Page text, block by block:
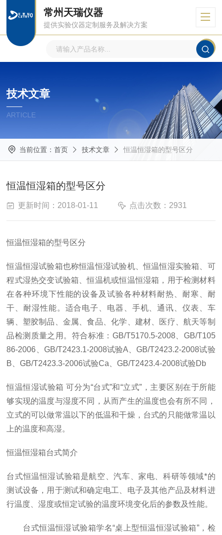
常州天瑞仪器
提供实验仪器定制服务及解决方案
技术文章
ARTICLE
当前位置： 首页 技术文章 恒温恒湿箱的型号区分
恒温恒湿箱的型号区分
更新时间：2018-01-11 点击次数：2931
恒温恒湿箱的型号区分
恒温恒湿试验箱也称恒温恒湿试验机、恒温恒湿实验箱、可
程式湿热交变试验箱、恒温机或恒温恒湿箱，用于检测材料
在各种环境下性能的设备及试验各种材料耐热、耐寒、耐
干、耐湿性能。适合电子、电器、手机、通讯、仪表、车
辆、塑胶制品、金属、食品、化学、建材、医疗、航天等制
品检测质量之用。符合标准：GB/T5170.5-2008、GB/T105
86-2006、GB/T2423.1-2008试验A、GB/T2423.2-2008试验
B、GB/T2423.3-2006试验Ca、GB/T2423.4-2008试验Db
恒温恒湿试验箱 可分为“台式”和“立式”，主要区别在于所能
够实现的温度与湿度不同，从而产生的温度也会有所不同，
立式的可以做常温以下的低温和干燥，台式的只能做常温以
上的温度和高湿。
恒温恒湿箱台式简介
台式恒温恒湿试验箱是航空、汽车、家电、科研等领域*的
测试设备，用于测试和确定电工、电子及其他产品及材料进
行温度、湿度或恒定试验的温度环境变化后的参数及性能。
台式恒温恒湿试验箱学名“桌上型恒温恒湿试验箱”，检